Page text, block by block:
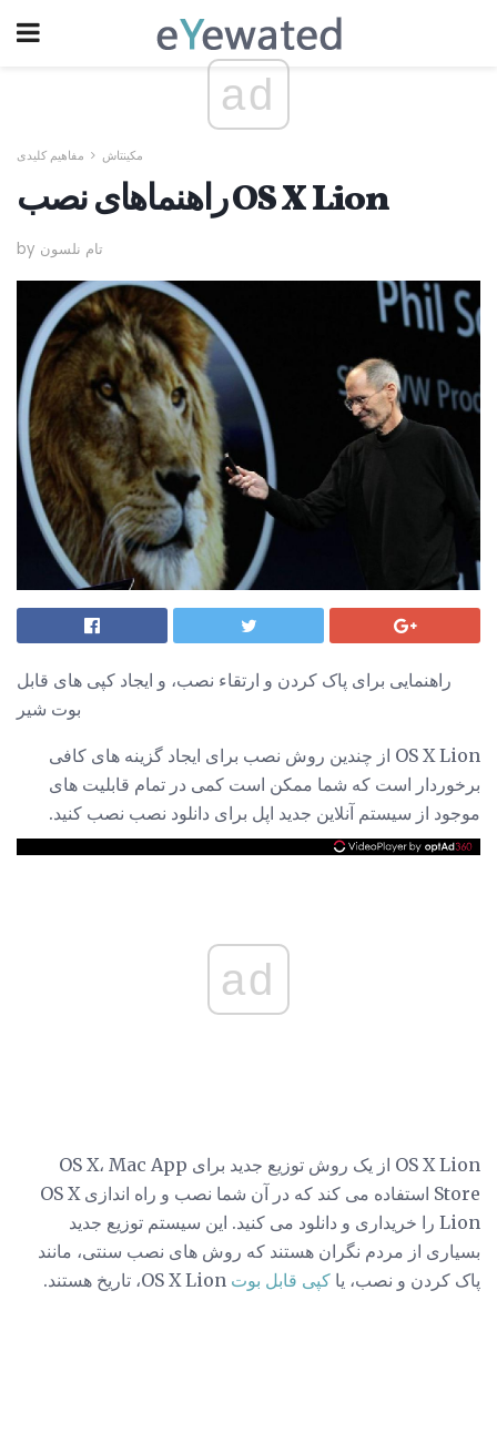
ad
مکینتاش مفاهیم کلیدی
راهنماهای نصب OS X Lion
by تام نلسون
راهنمایی برای پاک کردن و ارتقاء نصب، و ایجاد کپی های قابل
بوت شیر
OS X Lion از چندین روش نصب برای ایجاد گزینه های کافی
برخوردار است که شما ممکن است کمی در تمام قابلیت های
موجود از سیستم آنلاین جدید اپل برای دانلود نصب نصب کنید.
ad
OS X Lion از یک روش توزیع جدید برای OS X، Mac App
Store استفاده می کند که در آن شما نصب و راه اندازی OS X
Lion را خریداری و دانلود می کنید. این سیستم توزیع جدید
بسیاری از مردم نگران هستند که روش های نصب سنتی، مانند
پاک کردن و نصب، یا کپی قابل بوت